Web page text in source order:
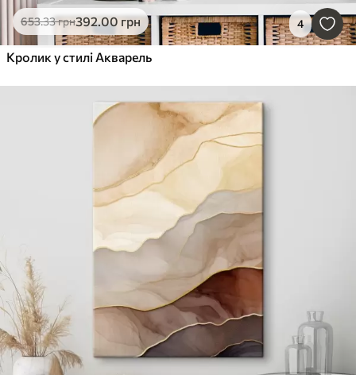
653.33грн392.00 грн 4
Кролик у стилі Акварель